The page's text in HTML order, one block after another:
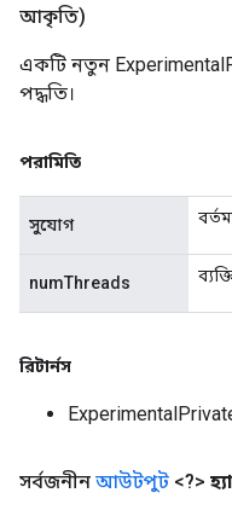
আকৃতি)
একটি নতুন
পদ্ধতি।
পরামিতি
সুযোগ
numThreads
রিটার্নস
সর্বজনীন আউটপুট <?>